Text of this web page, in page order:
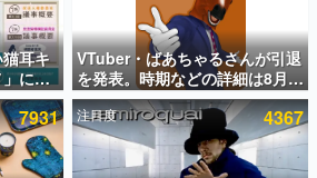
企画書
クリエイターの方々に製作時のエピソードをお
ットする企画（ゲーム）とは何か？を探ってい
解いてはいけない。『赫本』は、〈試験問題〉
編ホラー小説集です。
耳キ
に視
違法
含め
VTuber・ばあちゃるさんが引退
を発表。時期などの詳細は8月9
日15時からの配信で説明
7931 注目度 4367